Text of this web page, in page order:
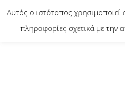
Αυτός ο ιστότοπος χρησιμοποιεί
πληροφορίες σχετικά με